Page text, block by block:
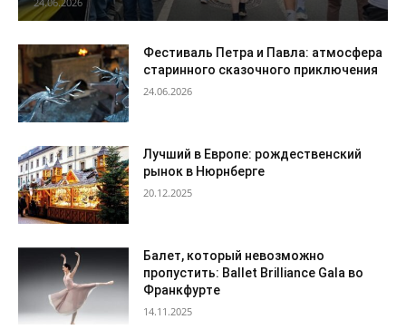
Фестиваль Петра и Павла: атмосфера
старинного сказочного приключения
24.06.2026
Лучший в Европе: рождественский
рынок в Нюрнберге
20.12.2025
Балет, который невозможно
пропустить: Ballet Brilliance Gala во
Франкфурте
14.11.2025